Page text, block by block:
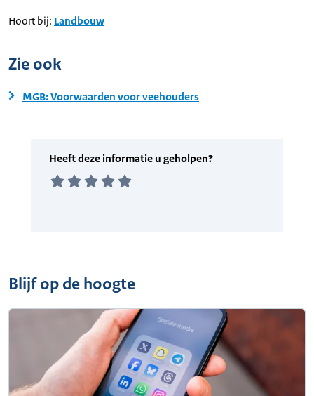
Hoort bij: Landbouw
Zie ook
MGB: Voorwaarden voor veehouders
Blijf op de hoogte